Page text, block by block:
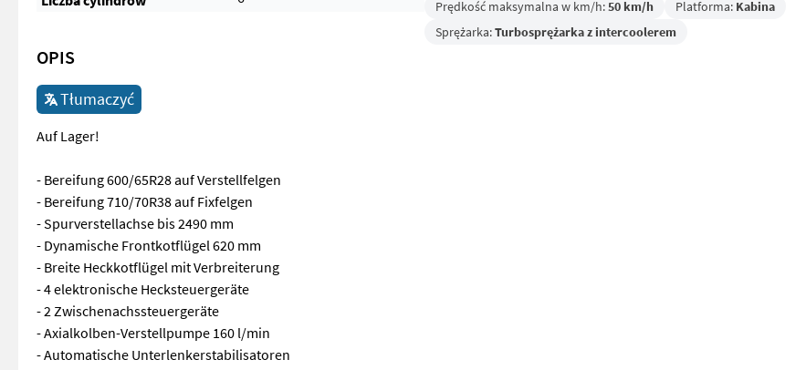
Prędkość maksymalna w km/h:50 km/h Platforma: Kabina
Sprężarka:Turbosprężarka z intercoolerem
OPIS
Tłumaczyć
Auf Lager!
- Bereifung 600/65R28 auf Verstellfelgen
- Bereifung 710/70R38 auf Fixfelgen
- Spurverstellachse bis 2490 mm
- Dynamische Frontkotflügel 620 mm
- Breite Heckkotflügel mit Verbreiterung
- 4 elektronische Hecksteuergeräte
- 2 Zwischenachssteuergeräte
- Axialkolben-Verstellpumpe 160 l/min
- Automatische Unterlenkerstabilisatoren